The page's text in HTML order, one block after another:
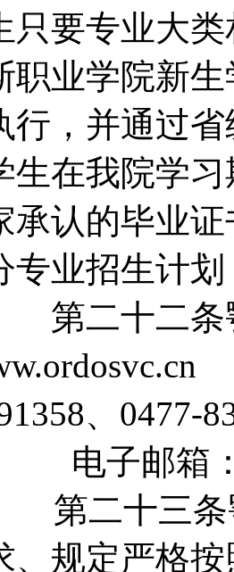
只要专业大
职业学院新
行，并通过
生在我院学
承认的毕业
专业招生计
二十二条
、0477-
电子邮箱：
第二十三条
、规定严格